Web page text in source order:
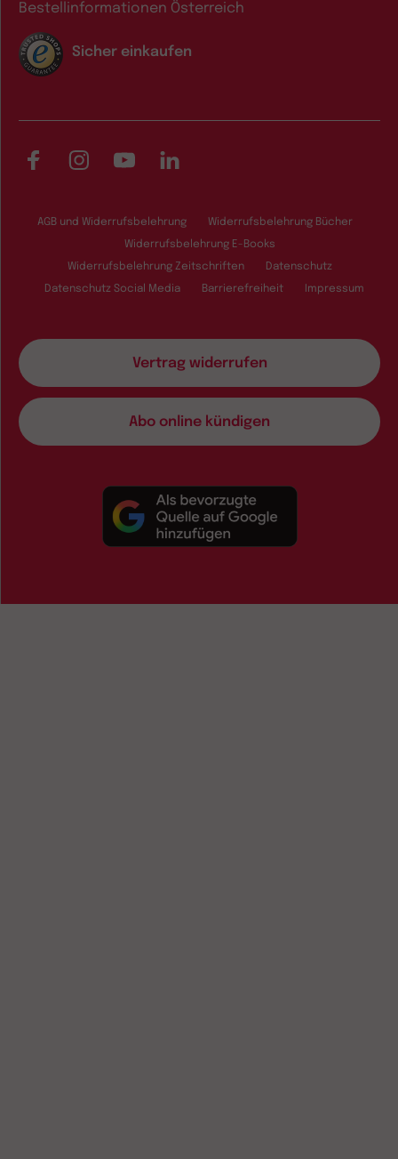
Bestellinformationen Österreich
Sicher einkaufen
FacebookInstagramYouTubeLinkedIn
AGB und Widerrufsbelehrung Widerrufsbelehrung Bücher
Widerrufsbelehrung E-Books
Widerrufsbelehrung Zeitschriften Datenschutz
Datenschutz Social Media Barrierefreiheit Impressum
Vertrag widerrufen
Abo online kündigen